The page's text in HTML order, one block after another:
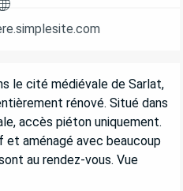
le cité médiévale de Sarlat,
rénové. Situé dans
accès piéton uniquement.
et aménagé avec beaucoup
au rendez-vous. Vue